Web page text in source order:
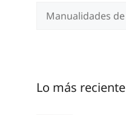
Lo más reciente